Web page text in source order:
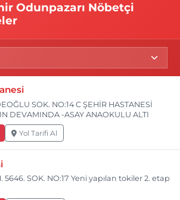
Odunpazarı Nöbetçi
SOK. NO:14 C ŞEHİR HASTANESİ
DEVAMINDA -ASAY ANAOKULU ALTI
Yol Tarifi Al
5646. SOK. NO:17 Yeni yapılan tokiler 2. etap